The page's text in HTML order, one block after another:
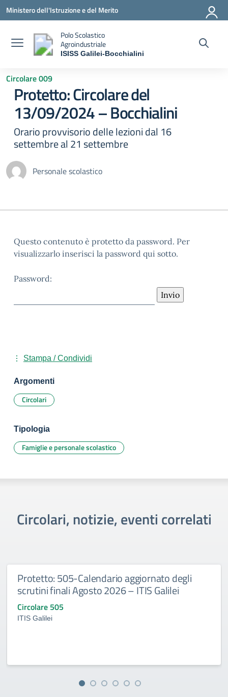
Ministero dell'Istruzione e del Merito
Polo Scolastico
Agroindustriale
ISISS Galilei-Bocchialini
Circolare 009
Protetto: Circolare del
13/09/2024 – Bocchialini
Orario provvisorio delle lezioni dal 16
settembre al 21 settembre
Personale scolastico
Questo contenuto è protetto da password. Per
visualizzarlo inserisci la password qui sotto.
Password:
Stampa / Condividi
Argomenti
Circolari
Tipologia
Famiglie e personale scolastico
Circolari, notizie, eventi correlati
Protetto: 505-Calendario aggiornato degli
scrutini finali Agosto 2026 – ITIS Galilei
Circolare 505
ITIS Galilei